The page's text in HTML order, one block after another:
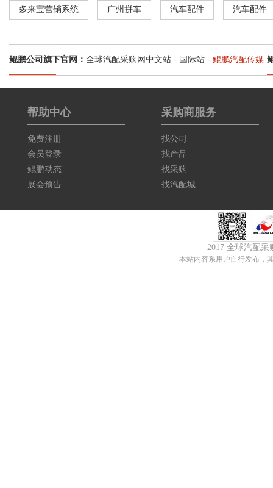
多来宝营销系统 广州拼车 汽车配件 汽车配件
鲲鹏公司旗下官网： 全球汽配采购网中文站 - 国际站 - 鲲鹏汽配传媒
帮助中心
免费注册
会员登录
鲲鹏动态
展会预告
采购商服务
找公司
找产品
找采购
找汽配城
2017 全球汽配
本站内容系用户自行发布，